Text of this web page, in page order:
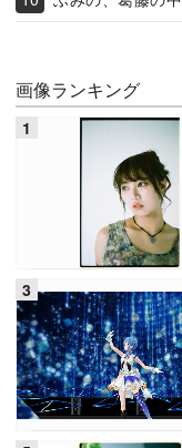
画像ランキング